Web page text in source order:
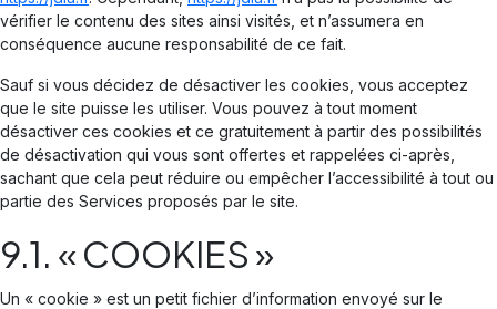
vérifier le contenu des sites ainsi visités, et n’assumera en
conséquence aucune responsabilité de ce fait.
Sauf si vous décidez de désactiver les cookies, vous acceptez
que le site puisse les utiliser. Vous pouvez à tout moment
désactiver ces cookies et ce gratuitement à partir des possibilités
de désactivation qui vous sont offertes et rappelées ci-après,
sachant que cela peut réduire ou empêcher l’accessibilité à tout ou
partie des Services proposés par le site.
9.1. « COOKIES »
Un « cookie » est un petit fichier d’information envoyé sur le